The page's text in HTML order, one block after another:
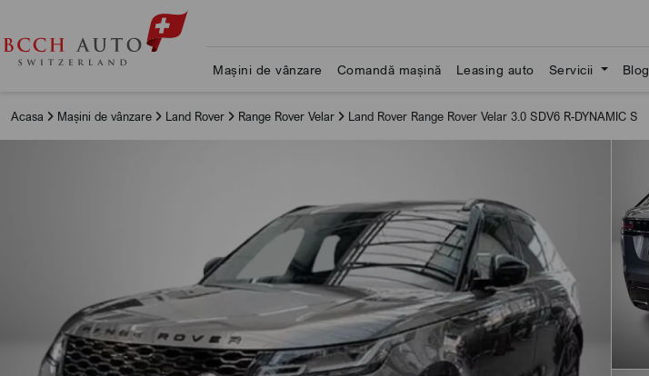
Mașini de vânzare Comandă mașină Leasing auto Servicii Blog
Acasa Mașini de vânzare Land Rover Range Rover Velar Land Rover Range Rover Velar 3.0 SDV6 R-DYNAMIC S